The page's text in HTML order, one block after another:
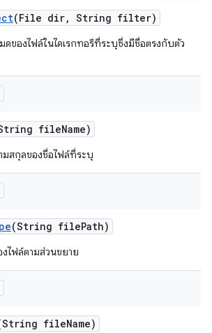
(File dir, String filter)
ของไฟล์ในไดเรกทอรีที่ระบุซึ่งมีชื่อตรงกับตัว
fileName)
มสกุลของชื่อไฟล์ที่ระบุ
(String filePath)
ไฟล์ตามส่วนขยาย
fileName)